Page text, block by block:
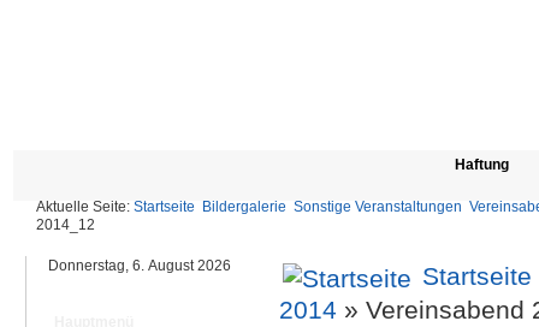
Haftung
Aktuelle Seite: Startseite Bildergalerie Sonstige Veranstaltungen
2014_12
Donnerstag, 6. August 2026 Startseite
2014 » Vereinsabend